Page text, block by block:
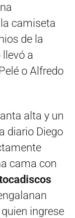
camiseta
de la
llevó a
o Alfredo
alta y un
diario Diego
cama con
ingrese